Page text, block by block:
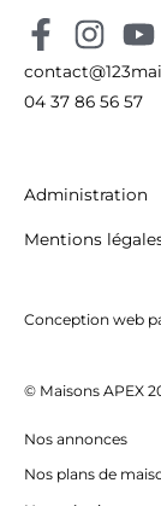
04 37 86 56 57
Administration
Mentions
Conception web
© Maisons APEX
Nos annonces
Nos plans de